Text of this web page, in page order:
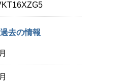
過去の情報